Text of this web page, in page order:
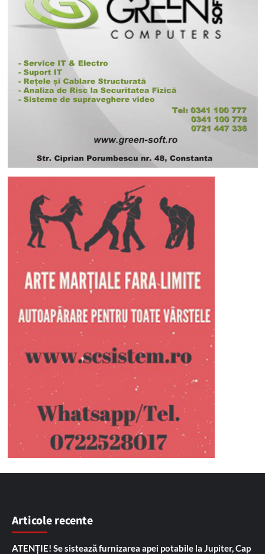
Articole recente
ATENȚIE! Se sistează furnizarea apei potabile la Jupiter, Cap